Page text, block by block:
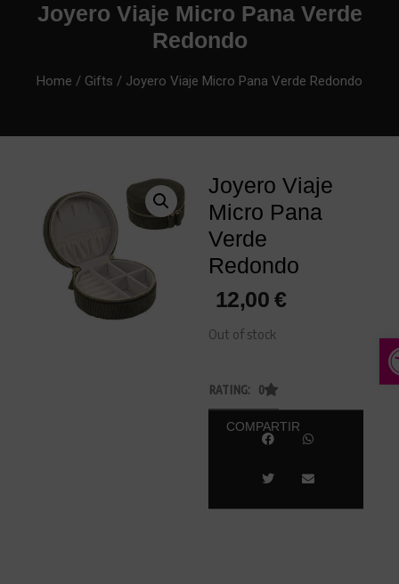
Joyero Viaje Micro Pana Verde
Redondo
Home / Gifts / Joyero Viaje Micro Pana Verde Redondo
Joyero Viaje
Micro Pana
Verde
Redondo
12,00€
Out of stock
RATING: 0
COMPARTIR